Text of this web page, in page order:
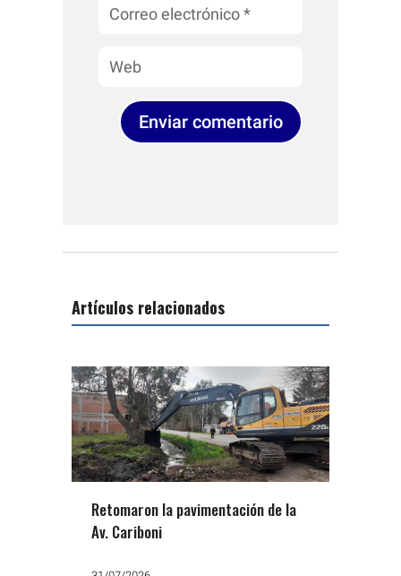
Enviar comentario
Artículos relacionados
Retomaron la pavimentación de la
Av. Cariboni